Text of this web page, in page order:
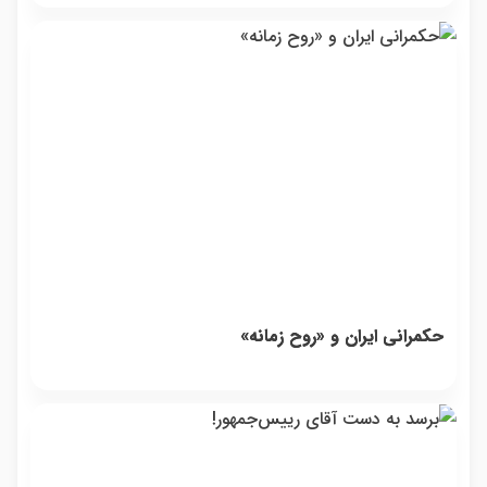
حکمرانی ایران و «روح زمانه»